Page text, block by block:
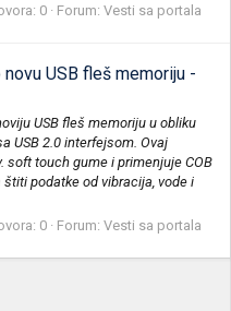
0 Forum: Vesti sa portala
USB fleš memoriju -
USB fleš memoriju u obliku
USB 2.0 interfejsom. Ovaj
touch gume i primenjuje COB
podatke od vibracija, vode i
0 Forum: Vesti sa portala